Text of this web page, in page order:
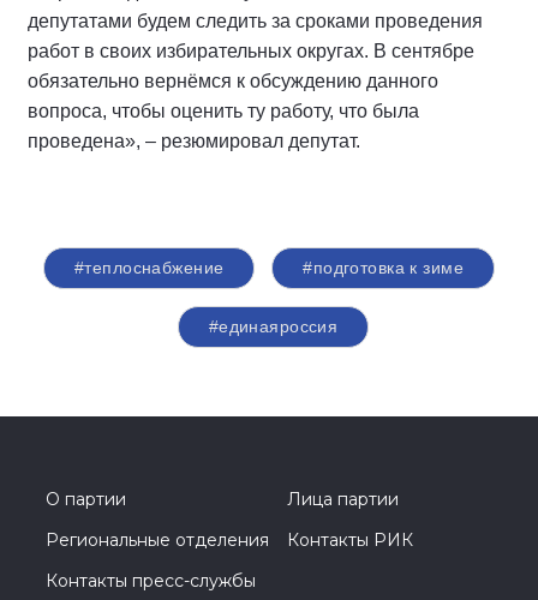
депутатами будем следить за сроками проведения
работ в своих избирательных округах. В сентябре
обязательно вернёмся к обсуждению данного
вопроса, чтобы оценить ту работу, что была
проведена», – резюмировал депутат.
#теплоснабжение #подготовка к зиме
#единаяроссия
О партии
Лица партии
Региональные отделения
Контакты РИК
Контакты пресс-службы